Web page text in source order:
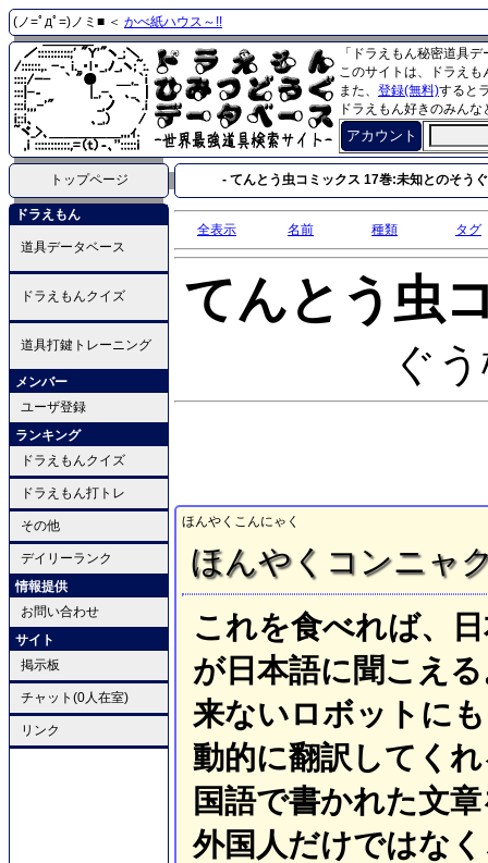
(ノ=ﾟдﾟ=)ノミ■ ＜ かべ紙ハウス～!!
「ドラえもん秘密道具
このサイトは、ドラえ
また、 登録(無料)すると
ドラえもん好きのみん
アカウント
トップページ - てんとう虫コミックス 17巻:未知とのそう
ドラえもん
道具データベース
ドラえもんクイズ
道具打鍵トレーニング
メンバー
ユーザ登録
ランキング
ドラえもんクイズ
ドラえもん打トレ
その他
デイリーランク
情報提供
お問い合わせ
サイト
掲示板
チャット(0人在室)
リンク
全表示 名前 種類 タグ
てんとう虫
ぐ
ほんやくこんにゃく
ほんやくコンニャ
これを食べれば、
が日本語に聞こえ
来ないロボットに
動的に翻訳してく
国語で書かれた文
外国人だけではな